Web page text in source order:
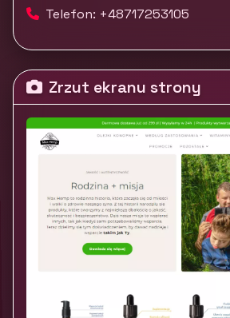
Telefon: +48717253105
Zrzut ekranu strony